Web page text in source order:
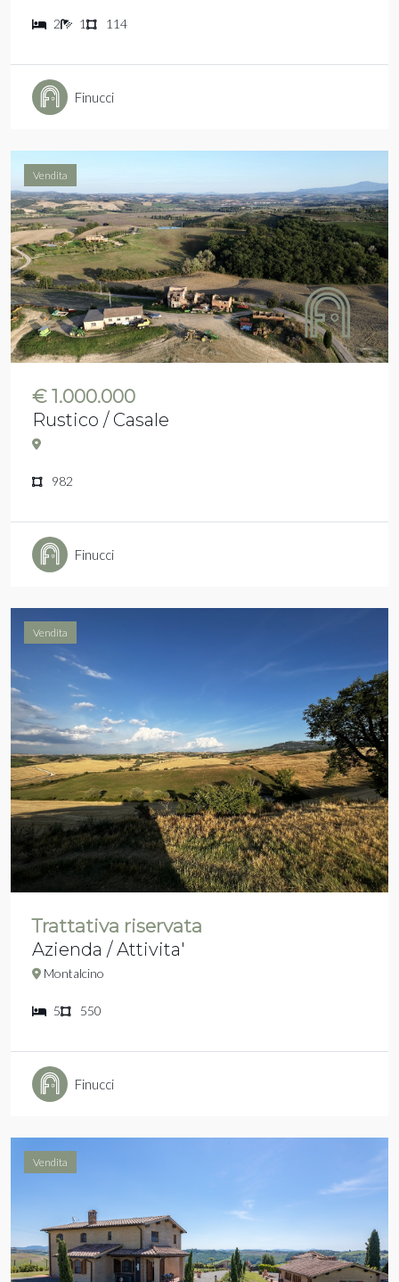
2 1 114
Finucci
Vendita
€ 1.000.000
Rustico / Casale
982
Finucci
Vendita
Trattativa riservata
Azienda / Attivita'
Montalcino
5 550
Finucci
Vendita